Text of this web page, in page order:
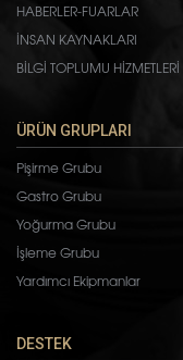
HABERLER-FUARLAR
İNSAN KAYNAKLARI
BİLGİ TOPLUMU HİZMETLERİ
ÜRÜN GRUPLARI
Pişirme Grubu
Gastro Grubu
Yoğurma Grubu
İşleme Grubu
Yardımcı Ekipmanlar
DESTEK